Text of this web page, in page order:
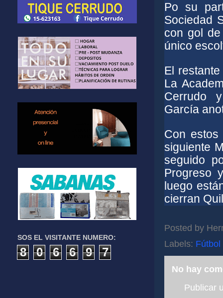
Po su
Sociedad
con gol
único
El
La
Cerrudo
García
Con
siguiente
seguido
Progreso
luego
cierran
Posted by
Labels: Fútbol
No hay
Publicar
SOS EL VISITANTE NUMERO:
8 0 6 6 9 7